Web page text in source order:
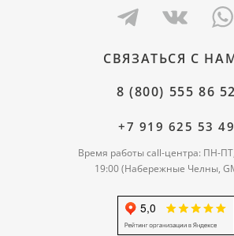
СВЯЗАТЬСЯ С
8 (800) 555 86 52
+7 919 625 53 49
Время работы call-центра: ПН-
19:00 (Набережные Челны,